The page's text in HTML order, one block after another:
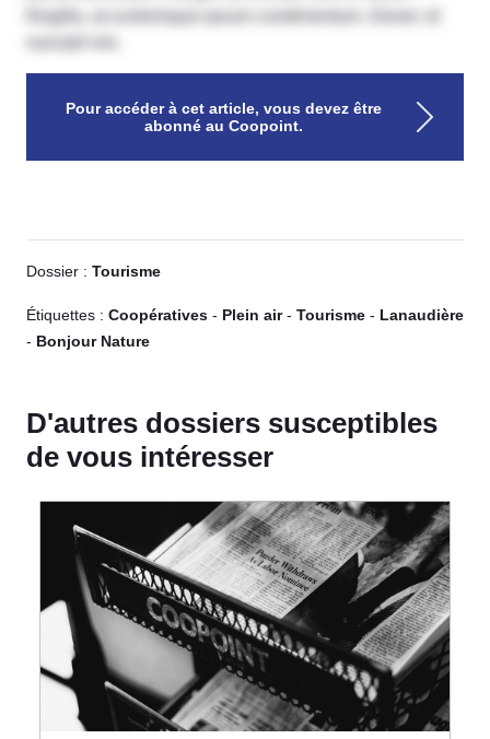
fringilla, at scelerisque ipsum condimentum. Donec id
Pour accéder à cet article, vous devez être
abonné au Coopoint.
Dossier : Tourisme
Étiquettes : Coopératives - Plein air- Tourisme - Lanaudière
- Bonjour Nature
D'autres dossiers susceptibles
de vous intéresser